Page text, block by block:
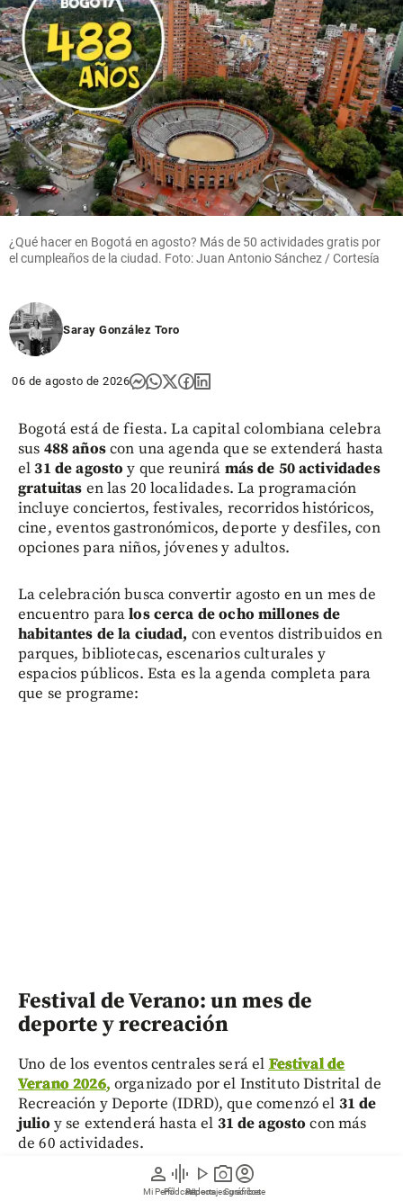
person
Mi Perfil
graphic_eq
Pódcast
play_arrow
Videos
photo_camera
Reportajes gráficos
account_circle
Suscríbete
¿Qué hacer en Bogotá en agosto? Más de 50 actividades gratis por
el cumpleaños de la ciudad. Foto: Juan Antonio Sánchez / Cortesía
Saray González Toro
06 de agosto de 2026
Bogotá está de fiesta. La capital colombiana celebra
sus 488 añoscon una agenda que se extenderá hasta
el31 de agosto y que reunirá más de 50 actividades
gratuitas en las 20 localidades. La programación
incluye conciertos, festivales, recorridos históricos,
cine, eventos gastronómicos, deporte y desfiles, con
opciones para niños, jóvenes y adultos.
La celebración busca convertir agosto en un mes de
encuentro paralos cerca de ocho millones de
habitantes de la ciudad, con eventos distribuidos en
parques, bibliotecas, escenarios culturales y
espacios públicos. Esta es la agenda completa para
que se programe:
Festival de Verano: un mes de
deporte y recreación
Uno de los eventos centrales será el Festival de
Verano 2026, organizado por el Instituto Distrital de
Recreación y Deporte (IDRD), que comenzó el 31 de
julio y se extenderá hasta el 31 de agosto con más
de 60 actividades.
MAMM Fest: el nuevo plan en Medellín